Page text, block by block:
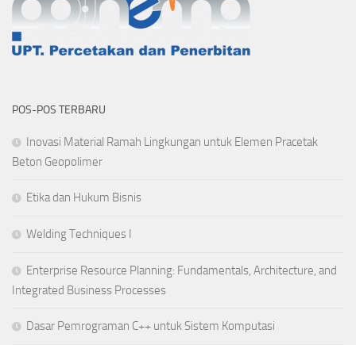
POS-POS TERBARU
Inovasi Material Ramah Lingkungan untuk Elemen Pracetak
Beton Geopolimer
Etika dan Hukum Bisnis
Welding Techniques I
Enterprise Resource Planning: Fundamentals, Architecture, and
Integrated Business Processes
Dasar Pemrograman C++ untuk Sistem Komputasi